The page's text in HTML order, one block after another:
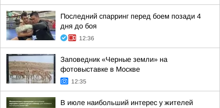
Последний спарринг перед боем позади 4
дня до боя
12:36
Заповедник «Черные земли» на
фотовыставке в Москве
12:35
В июле наибольший интерес у жителей